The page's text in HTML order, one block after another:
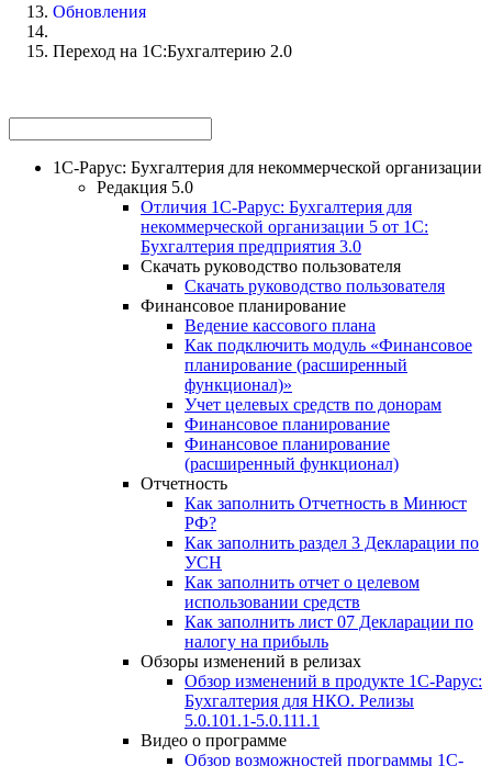
Обновления
Переход на 1С:Бухгалтерию 2.0
1С-Рарус: Бухгалтерия для некоммерческой организации
Редакция 5.0
Отличия 1С-Рарус: Бухгалтерия для
некоммерческой организации 5 от 1С:
Бухгалтерия предприятия 3.0
Скачать руководство пользователя
Скачать руководство пользователя
Финансовое планирование
Ведение кассового плана
Как подключить модуль «Финансовое
планирование (расширенный
функционал)»
Учет целевых средств по донорам
Финансовое планирование
Финансовое планирование
(расширенный функционал)
Отчетность
Как заполнить Отчетность в Минюст
РФ?
Как заполнить раздел 3 Декларации по
УСН
Как заполнить отчет о целевом
использовании средств
Как заполнить лист 07 Декларации по
налогу на прибыль
Обзоры изменений в релизах
Обзор изменений в продукте 1С-Рарус:
Бухгалтерия для НКО. Релизы
5.0.101.1-5.0.111.1
Видео о программе
Обзор возможностей программы 1С-